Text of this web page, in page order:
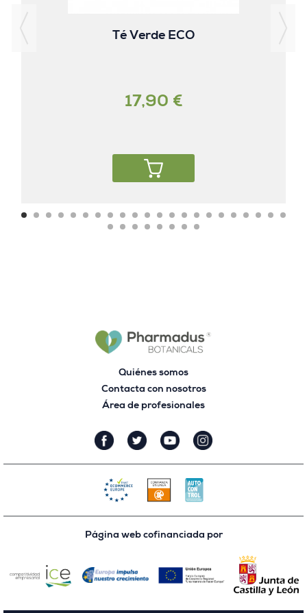
Té Verde ECO
17,90 €
Quiénes somos
Contacta con nosotros
Área de profesionales
Página web cofinanciada por